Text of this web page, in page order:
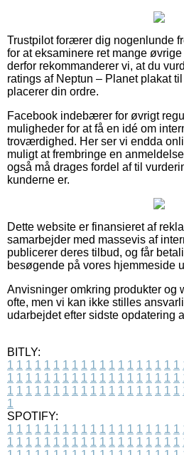
Trustpilot forærer dig nogenlunde
for at eksaminere ret mange
derfor rekommanderer vi, at du
ratings af Neptun – Planet plakat
placerer din ordre.
Facebook indebærer for øvrigt
muligheder for at få en idé om
troværdighed. Her ser vi endda
muligt at frembringe en
også må drages fordel af til
kunderne er.
Dette website er finansieret af
samarbejder med massevis af
publicerer deres tilbud, og får
besøgende på vores hjemmeside
Anvisninger omkring produkter og
ofte, men vi kan ikke stilles
udarbejdet efter sidste opdatering
BITLY:
1 1 1 1 1 1 1 1 1 1 1 1 1 1 1 1 1 1 1
1 1 1 1 1 1 1 1 1 1 1 1 1 1 1 1 1 1 1
1 1 1 1 1 1 1 1 1 1 1 1 1 1 1 1 1 1 1
1
SPOTIFY:
1 1 1 1 1 1 1 1 1 1 1 1 1 1 1 1 1 1 1
1 1 1 1 1 1 1 1 1 1 1 1 1 1 1 1 1 1 1